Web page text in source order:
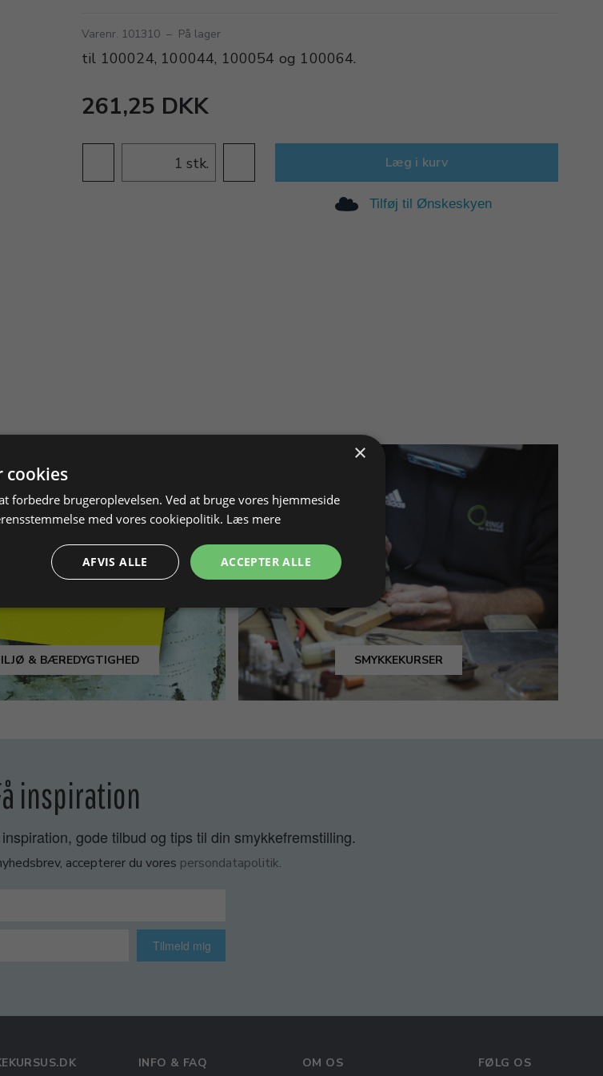
Varenr. 101310 – På lager
til 100024, 100044, 100054 og 100064.
261,25 DKK
stk. Læg i kurv
Tilføj til Ønskeskyen
& BÆREDYGTIGHED SMYKKEKURSER
inspiration
gode tilbud og tips til din smykkefremstilling.
accepterer du vores persondatapolitik.
Tilmeld mig
INFO & FAQ OM OS FØLG OS
×
cookies
forbedre brugeroplevelsen. Ved at bruge vores hjemmeside
med vores cookiepolitik. Læs mere
ACCEPTER ALLE
AFVIS ALLE